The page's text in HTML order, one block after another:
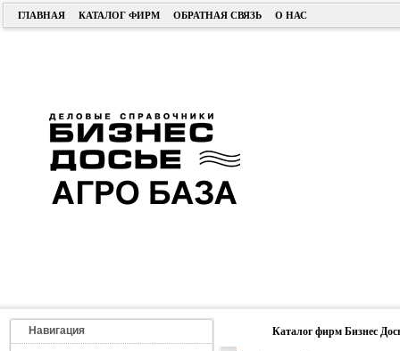
ГЛАВНАЯ КАТАЛОГ ФИРМ ОБРАТНАЯ СВЯЗЬ О НАС
Навигация Каталог фирм Бизнес